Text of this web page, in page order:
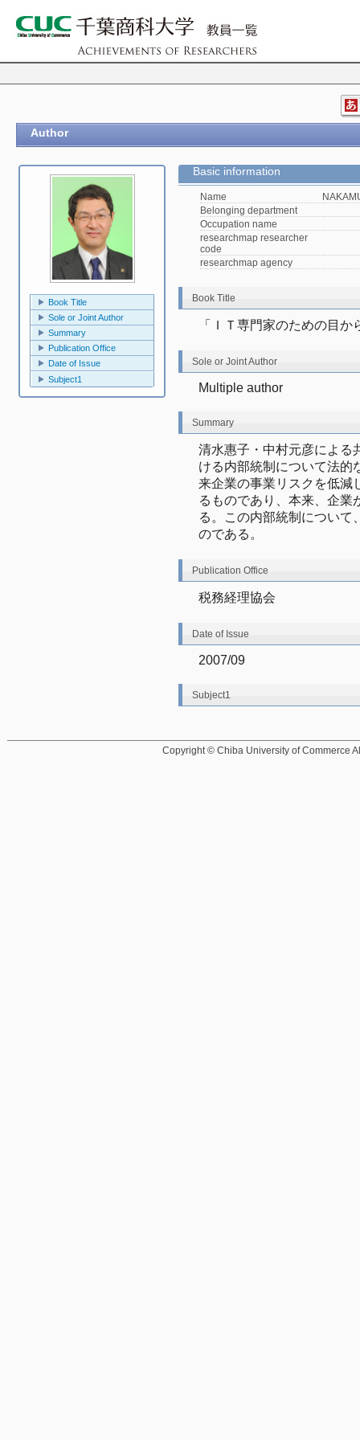
Author
Book Title
Sole or Joint Author
Summary
Publication Office
Date of Issue
Subject1
Basic information
Name
Belonging department
Occupation name
researchmap researcher
code
researchmap agency
Book Title
「ＩＴ専門家のための目
Sole or Joint Author
Multiple author
Summary
清水惠子・中村元彦による
ける内部統制について法的
来企業の事業リスクを低減
るものであり、本来、企業
る。この内部統制について
のである。
Publication Office
税務経理協会
Date of Issue
2007/09
Subject1